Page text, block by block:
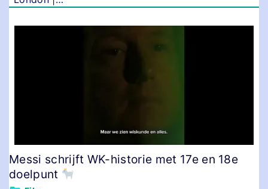
Messi schrijft WK-historie met 17e en 18e
doelpunt